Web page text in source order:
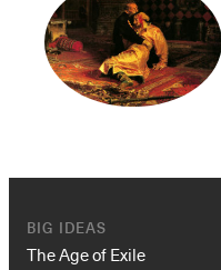
BIG IDEAS
The Age of Exile